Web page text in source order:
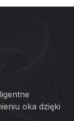
oka dzięki